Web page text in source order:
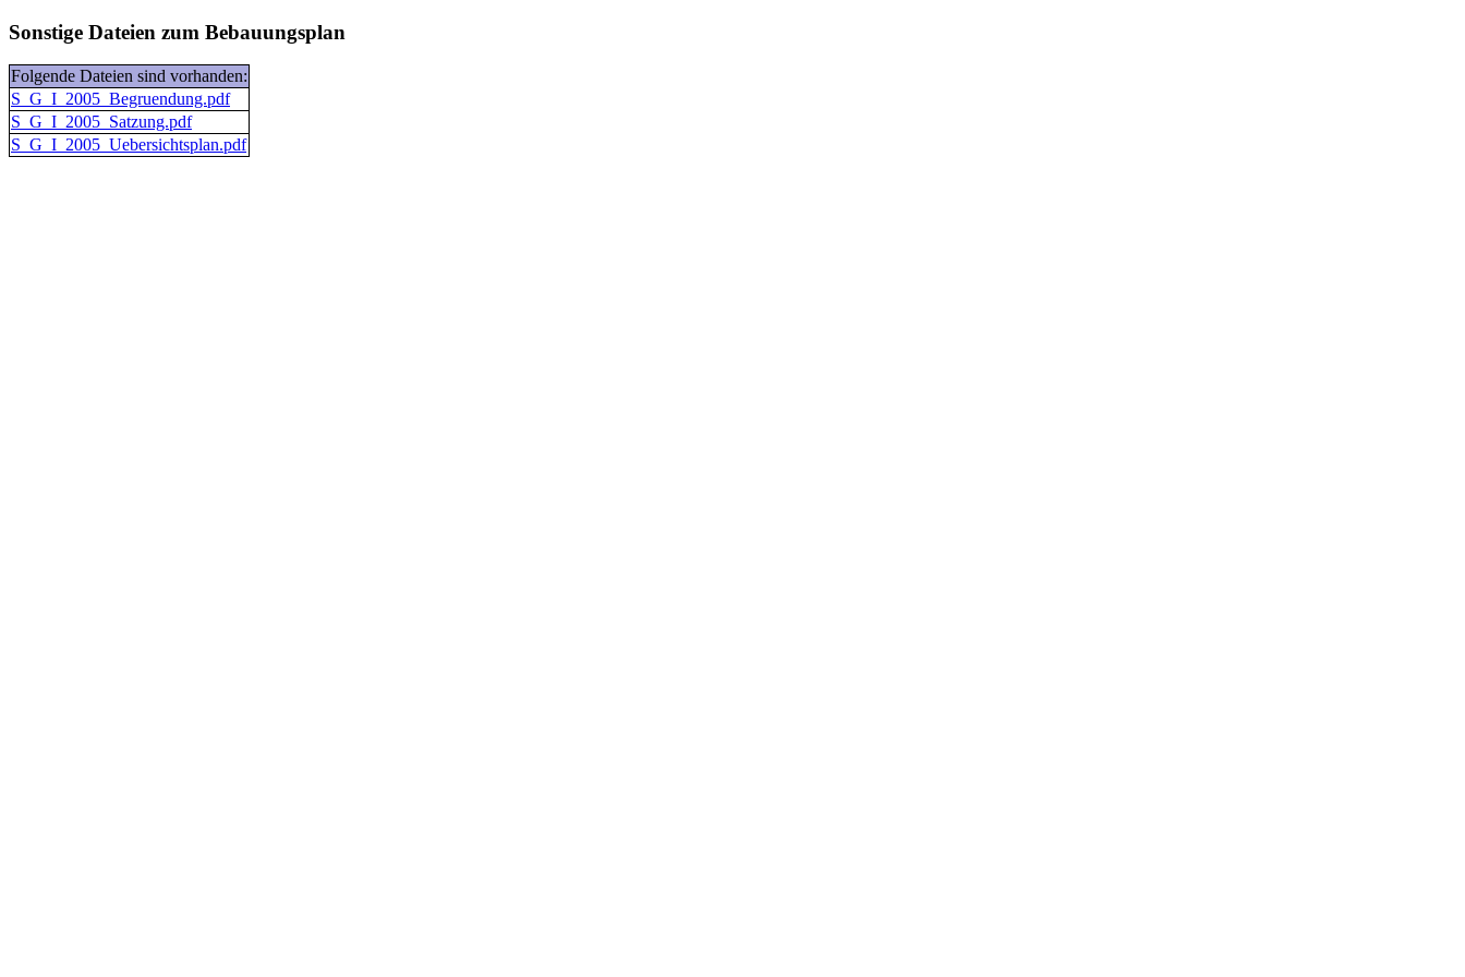
Sonstige Dateien zum Bebauungsplan
Folgende Dateien sind vorhanden:
S_G_I_2005_Begruendung.pdf
S_G_I_2005_Satzung.pdf
S_G_I_2005_Uebersichtsplan.pdf